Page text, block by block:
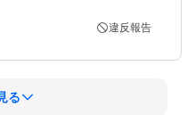
違反報告
る